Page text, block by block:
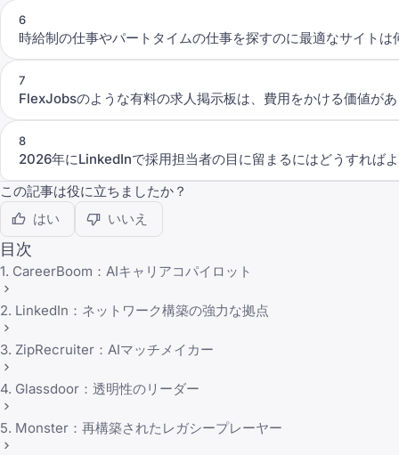
6
時給制の仕事やパートタイムの仕事を探すのに最適なサイトは
7
FlexJobsのような有料の求人掲示板は、費用をかける価値が
8
2026年にLinkedInで採用担当者の目に留まるにはどうすれば
この記事は役に立ちましたか？
はい
いいえ
目次
1. CareerBoom：AIキャリアコパイロット
2. LinkedIn：ネットワーク構築の強力な拠点
3. ZipRecruiter：AIマッチメイカー
4. Glassdoor：透明性のリーダー
5. Monster：再構築されたレガシープレーヤー